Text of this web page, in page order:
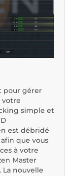
pour gérer
votre
simple et
est débridé
que vous
à votre
Master
La nouvelle